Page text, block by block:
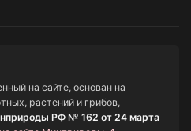
на сайте, основан на
растений и грибов,
РФ № 162 от 24 марта